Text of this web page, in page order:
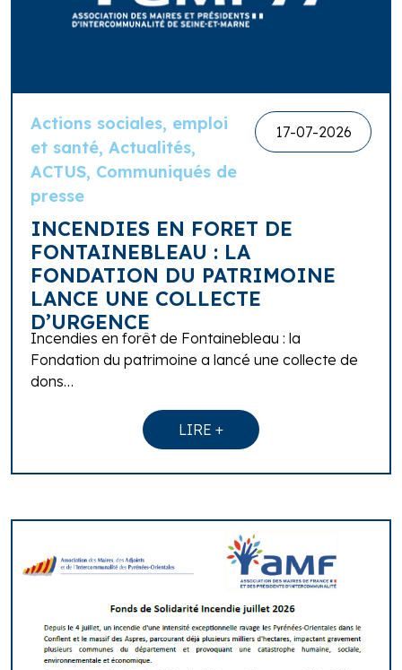
Actions sociales, emploi
et santé, Actualités,
ACTUS, Communiqués de
presse
17-07-2026
INCENDIES EN FORET DE
FONTAINEBLEAU : LA
FONDATION DU PATRIMOINE
LANCE UNE COLLECTE
D’URGENCE
Incendies en forêt de Fontainebleau : la
Fondation du patrimoine a lancé une collecte de
dons…
LIRE +